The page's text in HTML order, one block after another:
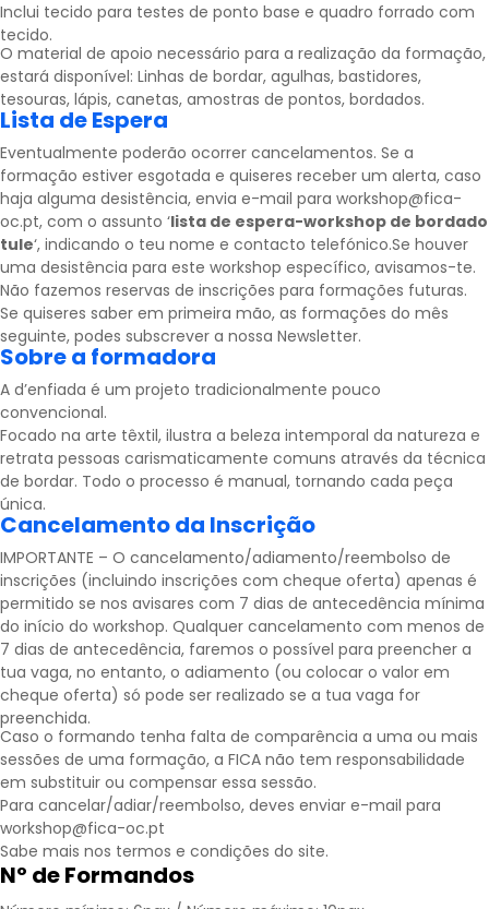
Inclui tecido para testes de ponto base e quadro forrado com
tecido.
O material de apoio necessário para a realização da formação,
estará disponível: Linhas de bordar, agulhas, bastidores,
tesouras, lápis, canetas, amostras de pontos, bordados.
Lista de Espera
Eventualmente poderão ocorrer cancelamentos. Se a
formação estiver esgotada e quiseres receber um alerta, caso
haja alguma desistência, envia e-mail para workshop@fica-
oc.pt, com o assunto ‘lista de espera-workshop de bordado
tule‘, indicando o teu nome e contacto telefónico.Se houver
uma desistência para este workshop específico, avisamos-te.
Não fazemos reservas de inscrições para formações futuras.
Se quiseres saber em primeira mão, as formações do mês
seguinte, podes subscrever a nossa Newsletter.
Sobre a formadora
A d’enfiada é um projeto tradicionalmente pouco
convencional.
Focado na arte têxtil, ilustra a beleza intemporal da natureza e
retrata pessoas carismaticamente comuns através da técnica
de bordar. Todo o processo é manual, tornando cada peça
única.
Cancelamento da Inscrição
IMPORTANTE – O cancelamento/adiamento/reembolso de
inscrições (incluindo inscrições com cheque oferta) apenas é
permitido se nos avisares com 7 dias de antecedência mínima
do início do workshop. Qualquer cancelamento com menos de
7 dias de antecedência, faremos o possível para preencher a
tua vaga, no entanto, o adiamento (ou colocar o valor em
cheque oferta) só pode ser realizado se a tua vaga for
preenchida.
Caso o formando tenha falta de comparência a uma ou mais
sessões de uma formação, a FICA não tem responsabilidade
em substituir ou compensar essa sessão.
Para cancelar/adiar/reembolso, deves enviar e-mail para
workshop@fica-oc.pt
Sabe mais nos termos e condições do site.
Nº de Formandos